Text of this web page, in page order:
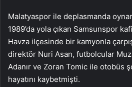
Malatyaspor ile deplasmanda
1989’da yola çıkan Samsunspor
Havza ilçesinde bir kamyonla
direktör Nuri Asan, futbolcular
Adanır ve Zoran Tomic ile otobüs
hayatını kaybetmişti.